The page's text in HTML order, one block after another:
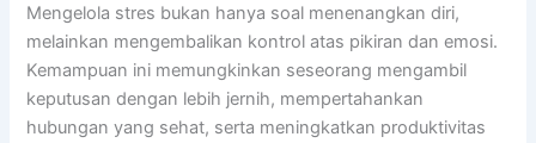
Mengelola stres bukan hanya soal menenangkan diri,
melainkan mengembalikan kontrol atas pikiran dan emosi.
Kemampuan ini memungkinkan seseorang mengambil
keputusan dengan lebih jernih, mempertahankan
hubungan yang sehat, serta meningkatkan produktivitas